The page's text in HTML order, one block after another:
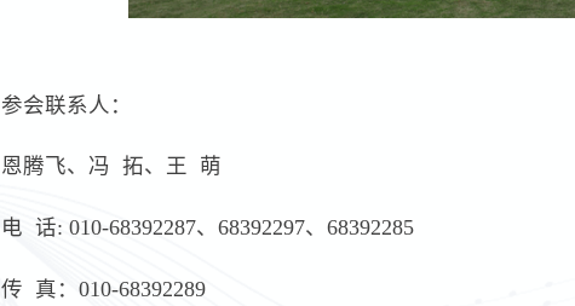
参会联系人：
恩腾飞、冯 拓、王 萌
电 话: 010-68392287、68392297、68392285
传 真：010-68392289